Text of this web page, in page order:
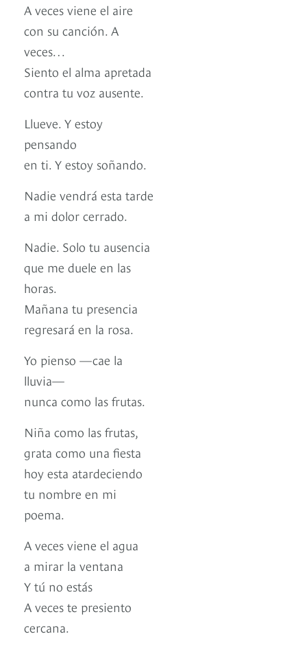
A veces viene el aire
con su canción. A
veces…
Siento el alma apretada
contra tu voz ausente.
Llueve. Y estoy
pensando
en ti. Y estoy soñando.
Nadie vendrá esta tarde
a mi dolor cerrado.
Nadie. Solo tu ausencia
que me duele en las
horas.
Mañana tu presencia
regresará en la rosa.
Yo pienso —cae la
lluvia—
nunca como las frutas.
Niña como las frutas,
grata como una fiesta
hoy esta atardeciendo
tu nombre en mi
poema.
A veces viene el agua
a mirar la ventana
Y tú no estás
A veces te presiento
cercana.